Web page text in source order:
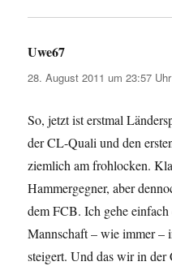
Uwe67
28. August 2011 um 23:57 Uhr
So, jetzt ist erstmal
der CL-Quali und den
ziemlich am frohlocken.
Hammergegner, aber
dem FCB. Ich gehe einfach
Mannschaft – wie immer –
steigert. Und das wir in der